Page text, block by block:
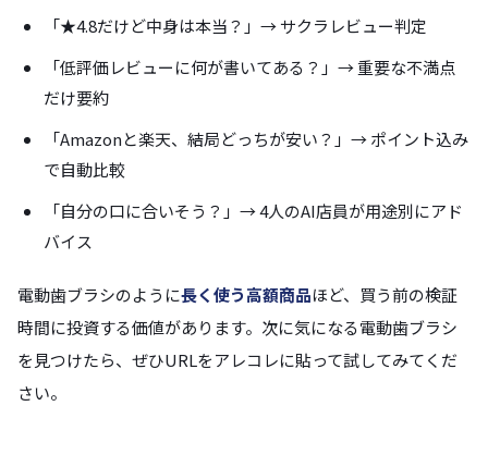
「★4.8だけど中身は本当？」→ サクラレビュー判定
「低評価レビューに何が書いてある？」→ 重要な不満点
だけ要約
「Amazonと楽天、結局どっちが安い？」→ ポイント込み
で自動比較
「自分の口に合いそう？」→ 4人のAI店員が用途別にアド
バイス
電動歯ブラシのように長く使う高額商品ほど、買う前の検証
時間に投資する価値があります。次に気になる電動歯ブラシ
を見つけたら、ぜひURLをアレコレに貼って試してみてくだ
さい。